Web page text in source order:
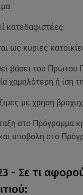
κατεδαφιστέες
ως κύριες
βάσει του Πρώτου
χαμηλότερη ή ίση
με χρήση
στο Πρόγραμμα
υποβολή στο
- Σε τι